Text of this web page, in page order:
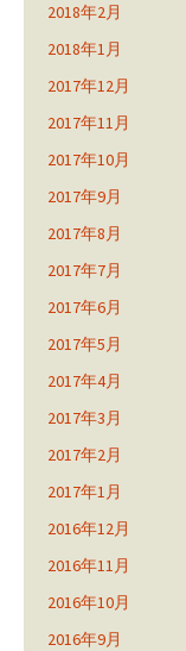
2018年2月
2018年1月
2017年12月
2017年11月
2017年10月
2017年9月
2017年8月
2017年7月
2017年6月
2017年5月
2017年4月
2017年3月
2017年2月
2017年1月
2016年12月
2016年11月
2016年10月
2016年9月